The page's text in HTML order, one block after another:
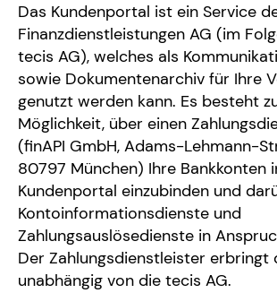
Das Kundenportal ist ein Service
Finanzdienstleistungen AG (im
tecis AG), welches als
sowie Dokumentenarchiv für Ihre
genutzt werden kann. Es besteht
Möglichkeit, über einen
(finAPI GmbH, Adams-Lehmann-
80797 München) Ihre Bankkonten
Kundenportal einzubinden und
Kontoinformationsdienste und
Zahlungsauslösedienste in
Der Zahlungsdienstleister erbringt
unabhängig von die tecis AG.